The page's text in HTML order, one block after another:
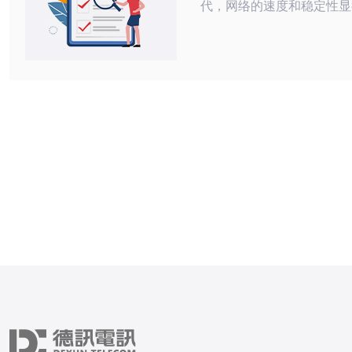
代，网络的速度和稳定性